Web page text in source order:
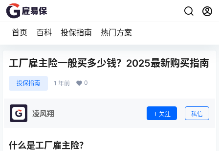
首页 百科 投保指南 热门方案
工厂雇主险一般买多少钱？2025最新购买指南
投保指南 1 年前 0
凌风翔 关注 私信
什么是工厂雇主险？